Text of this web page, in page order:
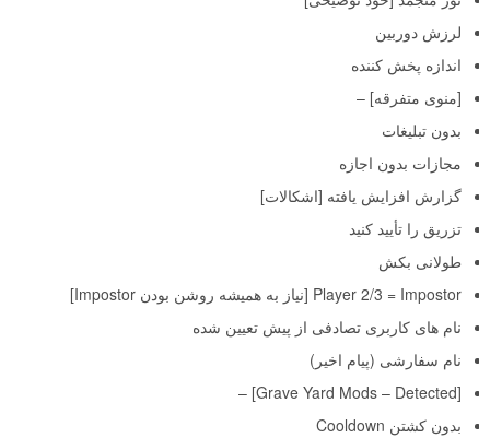
لرزش دوربین
اندازه پخش کننده
[منوی متفرقه] –
بدون تبلیغات
مجازات بدون اجازه
گزارش افزایش یافته [اشکالات]
تزریق را تأیید کنید
طولانی بکش
Player 2/3 = Impostor [نیاز به همیشه روشن بودن Impostor]
نام های کاربری تصادفی از پیش تعیین شده
نام سفارشی (پیام اخیر)
[Grave Yard Mods – Detected] –
بدون کشتن Cooldown